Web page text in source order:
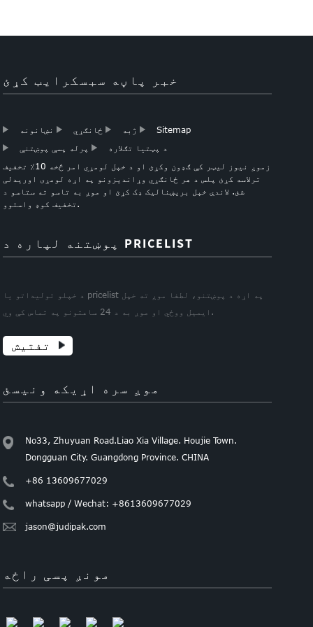
خبر پاڼه سبسکرایب کړئ
نښانونه ځانګړي ژبه
Sitemap
پرله پسې پوښتنې
د پټتیا تګلاره
زموږ نیوز لیټر کې ګډون وکړئ او د خپل لومړي امر څخه 10٪ تخفیف
ترلاسه کړئ پلس د هر ځانګړي وړاندیزونو په اړه لومړی اوریدلی
شئ. لاندې خپل بریښنالیک ډک کړئ او موږ به تاسو ته ستاسو د
تخفیف کوډ واستوو.
پوښتنه لپاره د PRICELIST
د خپلو توليداتو يا pricelist په اړه د پوښتنو، لطفا موږ ته خپل
ایمیل ووځي او موږ به د 24 ساعتونو په تماس کې وي.
تفتیش
موږ سره اړیکه ونیسئ
No33, Zhuyuan Road.Liao Xia Village. Houjie Town.
Dongguan City. Guangdong Province. CHINA
+86 13609677029
whatsapp / Wechat: +8613609677029
jason@judipak.com
مونږ پسی راځه